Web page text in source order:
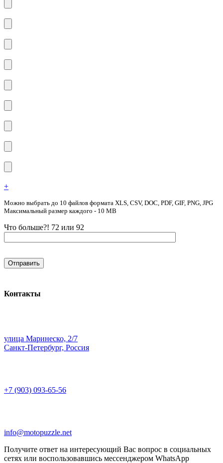
+
Можно выбрать до 10 файлов формата XLS, CSV, DOC, PDF, GIF, PNG, JPG
Максимальный размер каждого - 10 MB
Что больше?! 72 или 92
Контакты
улица Маринеско, 2/7
Санкт-Петербург, Россия
+7 (903) 093-65-56
info@motopuzzle.net
Получите ответ на интересующий Вас вопрос в социальных
сетях или воспользовавшись мессенджером WhatsApp